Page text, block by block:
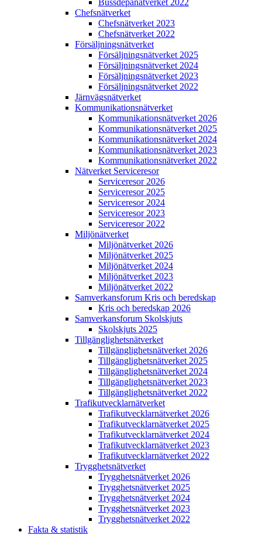
Bussdepå­nätverket 2022
Chefs­nätverket
Chefs­nätverket 2023
Chefs­nätverket 2022
Försäljnings­nätverket
Försäljnings­nätverket 2025
Försäljnings­nätverket 2024
Försäljnings­nätverket 2023
Försäljnings­nätverket 2022
Järnvägs­nätverket
Kommunikations­nätverket
Kommunikations­nätverket 2026
Kommunikations­nätverket 2025
Kommunikations­nätverket 2024
Kommunikations­nätverket 2023
Kommunikations­nätverket 2022
Nätverket Serviceresor
Serviceresor 2026
Serviceresor 2025
Serviceresor 2024
Serviceresor 2023
Serviceresor 2022
Miljö­nätverket
Miljö­nätverket 2026
Miljö­nätverket 2025
Miljö­nätverket 2024
Miljö­nätverket 2023
Miljö­nätverket 2022
Samverkans­forum Kris och beredskap
Kris och beredskap 2026
Samverkans­forum Skolskjuts
Skolskjuts 2025
Tillgänglighets­nätverket
Tillgänglighets­nätverket 2026
Tillgänglighets­nätverket 2025
Tillgänglighets­nätverket 2024
Tillgänglighets­nätverket 2023
Tillgänglighets­nätverket 2022
Trafikutvecklar­nätverket
Trafikutvecklar­nätverket 2026
Trafikutvecklar­nätverket 2025
Trafikutvecklar­nätverket 2024
Trafikutvecklar­nätverket 2023
Trafikutvecklar­nätverket 2022
Trygghets­nätverket
Trygghets­nätverket 2026
Trygghets­nätverket 2025
Trygghets­nätverket 2024
Trygghets­nätverket 2023
Trygghets­nätverket 2022
Fakta & statistik